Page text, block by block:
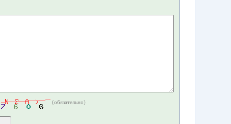
(обязательно)